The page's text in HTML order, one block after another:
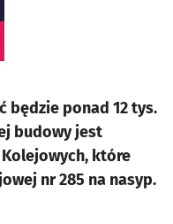
będzie ponad 12 tys.
budowy jest
które
nr 285 na nasyp.